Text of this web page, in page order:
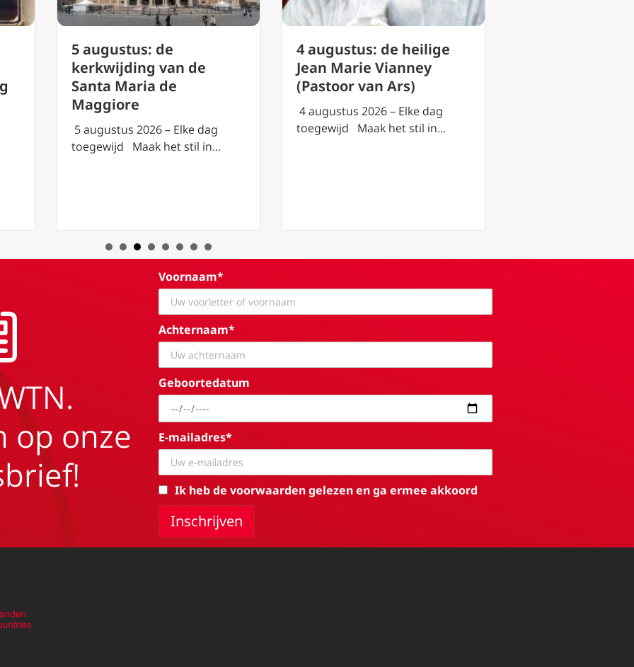
5 augustus: de
kerkwijding van de
Santa Maria de
Maggiore
5 augustus 2026 – Elke dag
toegewijd Maak het stil in…
4 augustus: de heilige
Jean Marie Vianney
(Pastoor van Ars)
4 augustus 2026 – Elke dag
toegewijd Maak het stil in…
op onze
Voornaam*
Achternaam*
Geboortedatum
E-mailadres*
Ik heb de voorwaarden gelezen en ga ermee akkoord